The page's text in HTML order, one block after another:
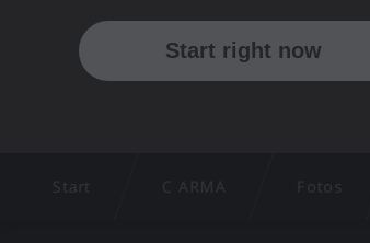
Start C ARMA Fotos